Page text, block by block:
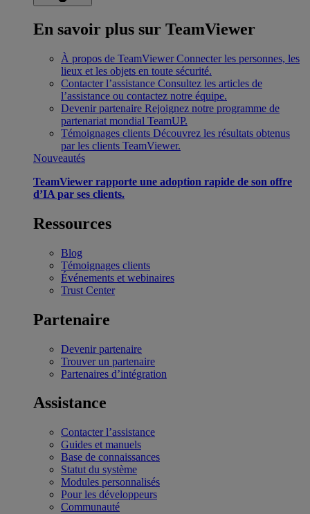
En savoir plus sur TeamViewer
À propos de TeamViewer Connecter les personnes, les
lieux et les objets en toute sécurité.
Contacter l’assistance Consultez les articles de
l’assistance ou contactez notre équipe.
Devenir partenaire Rejoignez notre programme de
partenariat mondial TeamUP.
Témoignages clients Découvrez les résultats obtenus
par les clients TeamViewer.
Nouveautés
TeamViewer rapporte une adoption rapide de son offre
d’IA par ses clients.
Ressources
Blog
Témoignages clients
Événements et webinaires
Trust Center
Partenaire
Devenir partenaire
Trouver un partenaire
Partenaires d’intégration
Assistance
Contacter l’assistance
Guides et manuels
Base de connaissances
Statut du système
Modules personnalisés
Pour les développeurs
Communauté